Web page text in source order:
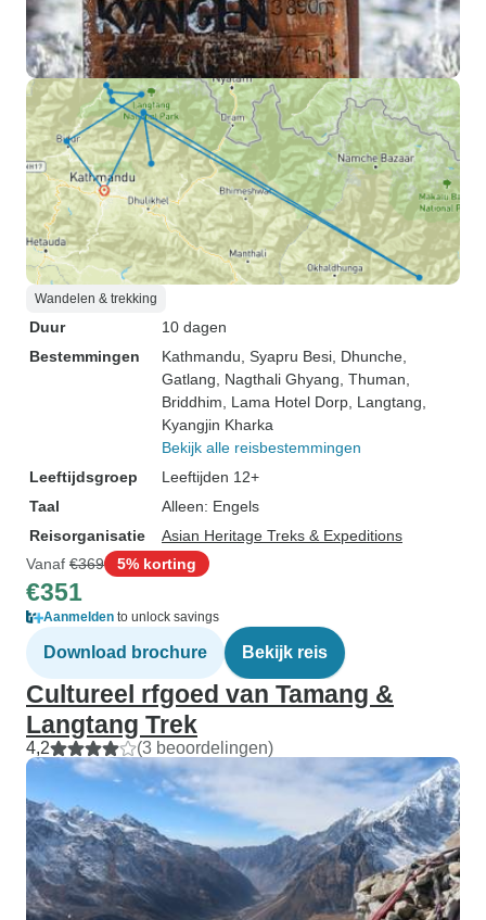
Wandelen & trekking
Duur
10 dagen
Bestemmingen
Kathmandu , Syapru Besi , Dhunche
Gatlang , Nagthali Ghyang , Thuman
Briddhim , Lama Hotel Dorp , Langtang
Kyangjin Kharka
Bekijk alle reisbestemmingen
Leeftijdsgroep
Leeftijden 12+
Taal
Alleen: Engels
Reisorganisatie
Asian Heritage Treks & Expeditions
Vanaf €369 5% korting
€351
Aanmelden to unlock savings
Download brochure Bekijk reis
Cultureel rfgoed van Tamang &
Langtang Trek
4,2 (3 beoordelingen)